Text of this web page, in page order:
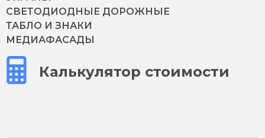
СВЕТОДИОДНЫЕ ДОРОЖНЫЕ
ТАБЛО И ЗНАКИ
МЕДИАФАСАДЫ
Калькулятор стоимости